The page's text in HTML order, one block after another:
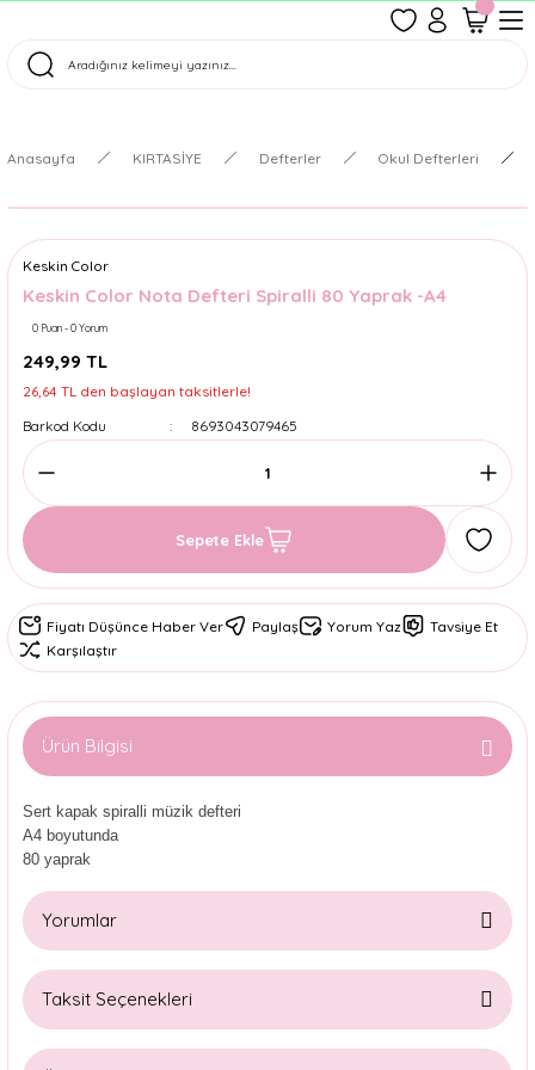
Tüm Siparişler Aynı Gün Kargoda!
Anasayfa KIRTASİYE Defterler Okul Defterleri
Keskin Color
Keskin Color Nota Defteri Spiralli 80 Yaprak -A4
0 Puan - 0 Yorum
249,99 TL
26,64 TL den başlayan taksitlerle!
Barkod Kodu
8693043079465
Sepete Ekle
Fiyatı Düşünce Haber Ver Paylaş Yorum Yaz
Tavsiye Et
Karşılaştır
Ürün Bilgisi
Sert kapak spiralli müzik defteri
A4 boyutunda
80 yaprak
Yorumlar
Taksit Seçenekleri